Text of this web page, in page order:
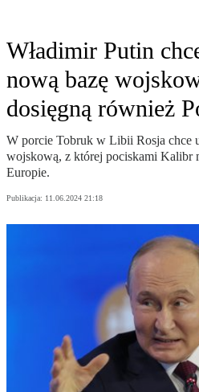
Władimir Putin
nową bazę
dosięgną również
W porcie Tobruk w Libii Rosja chce
wojskową, z której pociskami Kalibr
Europie.
Publikacja: 11.06.2024 21:18